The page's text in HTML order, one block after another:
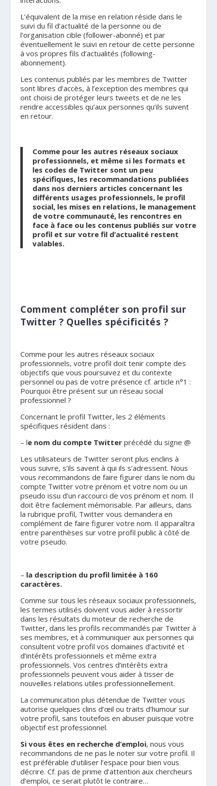
L’équivalent de la mise en relation réside dans le
suivi du fil d’actualité de la personne ou de
l’organisation cible (follower-abonné) et par
éventuellement le suivi en retour de cette personne
à vos propres fils d’actualités (following-
abonnement).
Les contenus publiés par les membres de Twitter
sont libres d’accès, à l’exception des membres qui
ont choisi de protéger leurs tweets et de ne les
rendre accessibles qu’aux personnes qu’ils suivent
en retour.
Comme pour les autres réseaux sociaux
professionnels, et même si les formats et
les codes de Twitter sont un peu
spécifiques, les recommandations publiées
dans nos derniers articles concernant les
différents usages professionnels, le profil
social, les mises en relations, le management
de votre communauté, les rencontres en
face à face ou les contenus publiés sur votre
profil et sur votre fil d’actualité restent
valables.
Comment compléter son profil sur
Twitter ? Quelles spécificités ?
Comme pour les autres réseaux sociaux
professionnels, votre profil doit tenir compte des
objectifs que vous poursuivez et du contexte
personnel ou pas de votre présence cf. article n°1 :
Pourquoi être présent sur un réseau social
professionnel ?
Concernant le profil Twitter, les 2 éléments
spécifiques résident dans :
– le nom du compte Twitter précédé du signe @
Les utilisateurs de Twitter seront plus enclins à
vous suivre, s’ils savent à qui ils s’adressent. Nous
vous recommandons de faire figurer dans le nom du
compte Twitter votre prénom et votre nom ou un
pseudo issu d’un raccourci de vos prénom et nom. Il
doit être facilement mémorisable. Par ailleurs, dans
la rubrique profil, Twitter vous demandera en
complément de faire figurer votre nom. Il apparaîtra
entre parenthèses sur votre profil public à côté de
votre pseudo.
– la description du profil limitée à 160
caractères.
Comme sur tous les réseaux sociaux professionnels,
les termes utilisés doivent vous aider à ressortir
dans les résultats du moteur de recherche de
Twitter, dans les profils recommandés par Twitter à
ses membres, et à communiquer aux personnes qui
consultent votre profil vos domaines d’activité et
d’intérêts professionnels et même extra
professionnels. Vos centres d’intérêts extra
professionnels peuvent vous aider à tisser de
nouvelles relations utiles professionnellement.
La communication plus détendue de Twitter vous
autorise quelques clins d’œil ou traits d’humour sur
votre profil, sans toutefois en abuser puisque votre
objectif est professionnel.
Si vous êtes en recherche d’emploi, nous vous
recommandons de ne pas le noter sur votre profil. Il
est préférable d’utiliser l’espace pour bien vous
décrire. Cf. pas de prime d’attention aux chercheurs
d’emploi, ce serait plutôt le contraire…